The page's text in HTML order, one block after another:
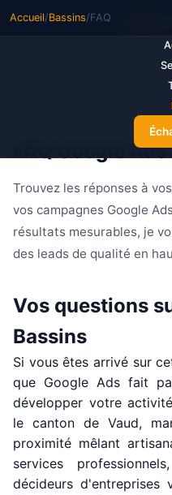
Accueil/Bassins/FAQ
FAQ Google
Trouvez les réponses à
vos campagnes Google
résultats mesurables, je
des leads de qualité en
Vos questions
Bassins
Si vous êtes arrivé sur
que Google Ads fait
développer votre
le canton de Vaud,
proximité mêlant
services
décideurs d'entreprises